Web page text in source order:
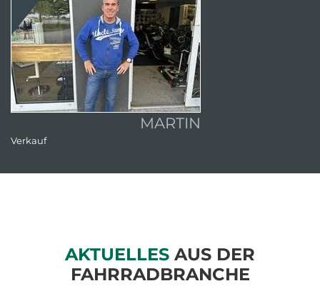
MARTIN
Verkauf
AKTUELLES AUS DER
FAHRRADBRANCHE